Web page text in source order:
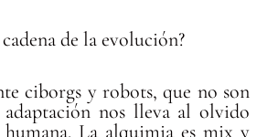
de la evolución?
ciborgs y robots, que no son
adaptación nos lleva al olvido
humana. La alquimia es mix y